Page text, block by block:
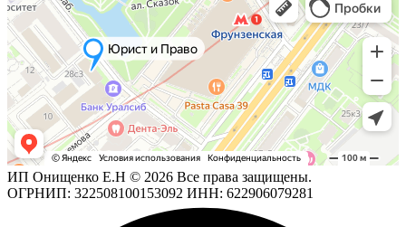
ИП Онищенко Е.Н © 2026 Все права защищены.
ОГРНИП: 322508100153092 ИНН: 622906079281